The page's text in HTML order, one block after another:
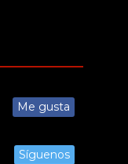
Me gusta
Síguenos